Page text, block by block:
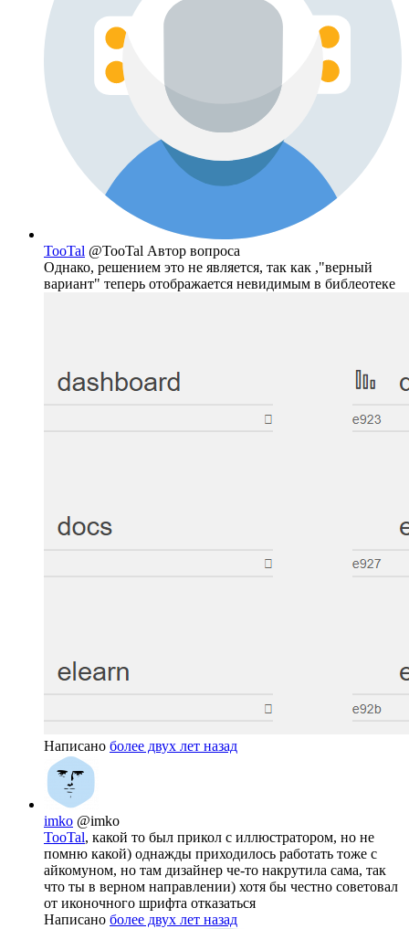
TooTal @TooTal Автор вопроса
Однако, решением это не является, так как ,"верный
вариант" теперь отображается невидимым в библеотеке
Написано более двух лет назад
imko @imko
TooTal, какой то был прикол с иллюстратором, но не
помню какой) однажды приходилось работать тоже с
айкомуном, но там дизайнер че-то накрутила сама, так
что ты в верном направлении) хотя бы честно советовал
от иконочного шрифта отказаться
Написано более двух лет назад